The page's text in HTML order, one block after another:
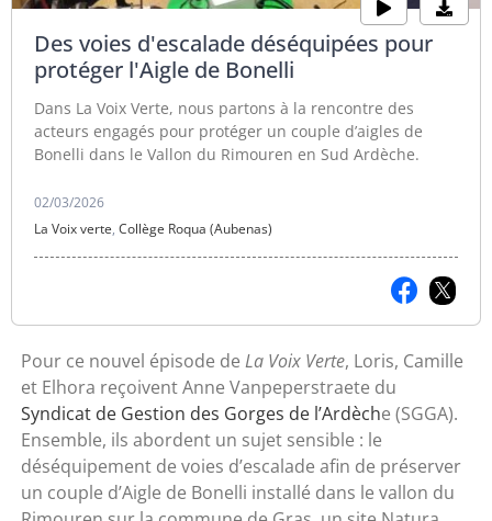
Des voies d'escalade déséquipées pour
protéger l'Aigle de Bonelli
Dans La Voix Verte, nous partons à la rencontre des
acteurs engagés pour protéger un couple d’aigles de
Bonelli dans le Vallon du Rimouren en Sud Ardèche.
02/03/2026
La Voix verte, Collège Roqua (Aubenas)
Pour ce nouvel épisode deLa Voix Verte, Loris, Camille
et Elhora reçoivent Anne Vanpeperstraete du
Syndicat de Gestion des Gorges de l’Ardèche (SGGA).
Ensemble, ils abordent un sujet sensible : le
déséquipement de voies d’escalade afin de préserver
un couple d’Aigle de Bonelli installé dans le vallon du